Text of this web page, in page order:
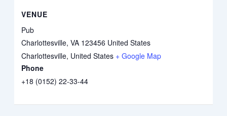
VENUE
Pub
Charlottesville, VA 123456 United States
Charlottesville, United States + Google Map
Phone
+18 (0152) 22-33-44